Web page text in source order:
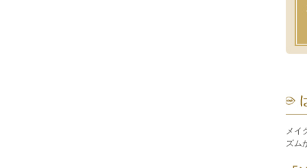
メイ
ズム